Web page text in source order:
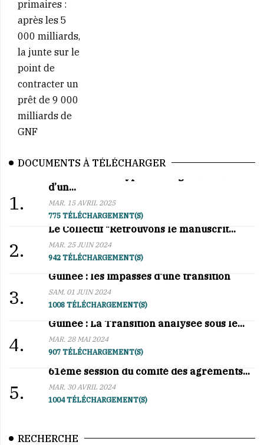
DOCUMENTS À TÉLÉCHARGER
1.
d’un...
MAR. 15 AVRIL 2025
775 TÉLÉCHARGEMENT(S)
2.
Le Collectif "Retrouvons le manuscrit...
MAR. 25 JUIN 2024
942 TÉLÉCHARGEMENT(S)
3.
Guinée : les impasses d'une transition
SAM. 01 JUIN 2024
1008 TÉLÉCHARGEMENT(S)
4.
Guinée : La Transition analysée sous le...
MAR. 28 MAI 2024
907 TÉLÉCHARGEMENT(S)
5.
61ème session du comité des agréments...
MAR. 30 AVRIL 2024
1004 TÉLÉCHARGEMENT(S)
RECHERCHE